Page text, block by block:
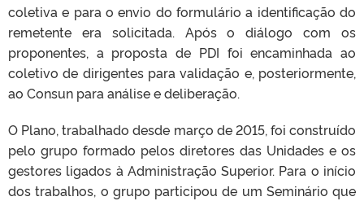
coletiva e para o envio do formulário a identificação do
remetente era solicitada. Após o diálogo com os
proponentes, a proposta de PDI foi encaminhada ao
coletivo de dirigentes para validação e, posteriormente,
ao Consun para análise e deliberação.
O Plano, trabalhado desde março de 2015, foi construído
pelo grupo formado pelos diretores das Unidades e os
gestores ligados à Administração Superior. Para o início
dos trabalhos, o grupo participou de um Seminário que